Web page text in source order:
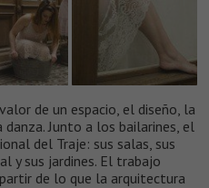
de un espacio, el diseño, la
Junto a los bailarines, el
del Traje: sus salas, sus
y sus jardines. El trabajo
de lo que la arquitectura